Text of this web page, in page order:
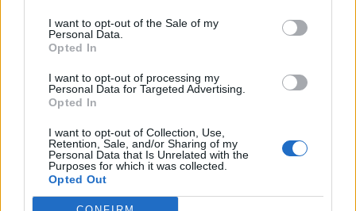
I want to opt-out of the Sale of my
Personal Data.
Opted In
I want to opt-out of processing my
Personal Data for Targeted Advertising.
Opted In
I want to opt-out of Collection, Use,
Retention, Sale, and/or Sharing of my
Personal Data that Is Unrelated with the
Purposes for which it was collected.
Opted Out
ad